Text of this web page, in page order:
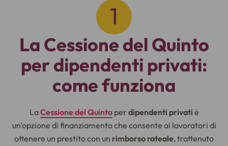
La Cessione del Quinto
per dipendenti privati:
come funziona
LaCessione del Quinto per dipendenti privati è
un'opzione di finanziamento che consente ai lavoratori di
ottenere un prestito con un rimborso rateale, trattenuto